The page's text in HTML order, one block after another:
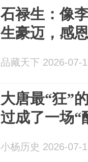
石禄生：像
生豪迈，感
品藏天下 2026-07-
大唐最“狂”
过成了一场“
小杨历史 2026-07-